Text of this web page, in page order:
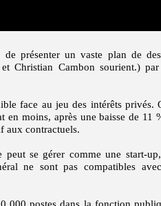
présenter un vaste plan de
Christian Cambon sourient.)
face au jeu des intérêts privés.
en moins, après une baisse de 11
aux contractuels.
se gérer comme une start-
ne sont pas compatibles